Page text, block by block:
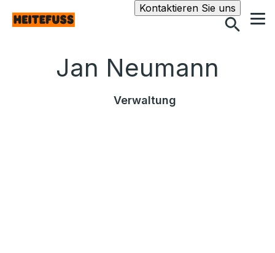
Kontaktieren Sie unsSuche
Jan Neumann
Verwaltung